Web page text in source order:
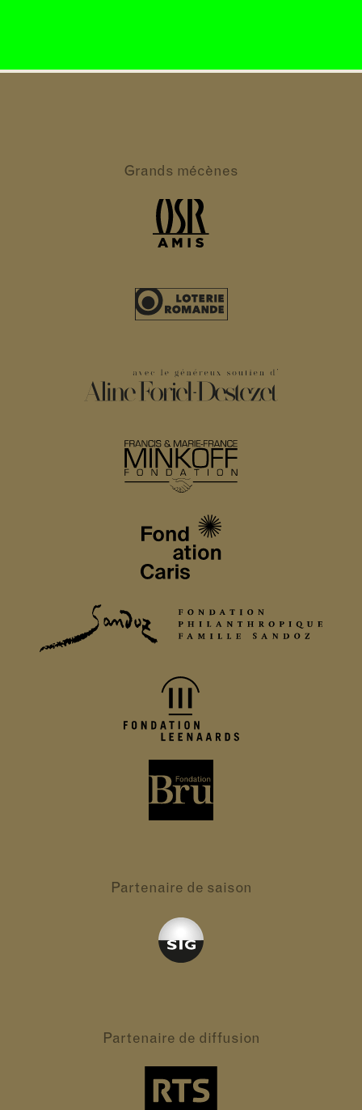
Grands mécènes
Partenaire de saison
Partenaire de diffusion